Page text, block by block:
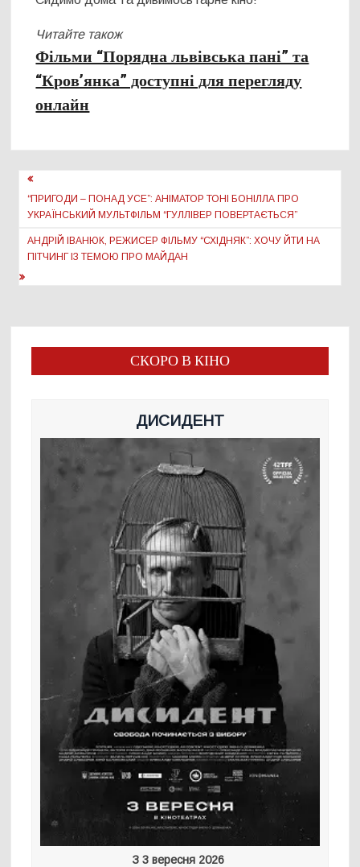
Читайте також
Фільми “Порядна львівська пані” та
“Кров’янка” доступні для перегляду
онлайн
Навігація
записів
“ПРИГОДИ – ПОНАД УСЕ”: АНІМАТОР ТОНІ БОНІЛЛА ПРО
УКРАЇНСЬКИЙ МУЛЬТФІЛЬМ “ГУЛЛІВЕР ПОВЕРТАЄТЬСЯ”
АНДРІЙ ІВАНЮК, РЕЖИСЕР ФІЛЬМУ “СХІДНЯК”: ХОЧУ ЙТИ НА
ПІТЧИНГ ІЗ ТЕМОЮ ПРО МАЙДАН
СКОРО В КІНО
ДИСИДЕНТ
З 3 вересня 2026